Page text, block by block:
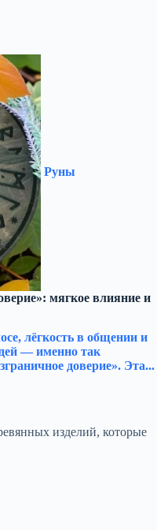
Руны
мягкое влияние и
лёгкость в общении и
— именно так
доверие». Эта...
изделий, которые